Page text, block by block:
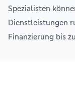
Spezialisten
Dienstleistungen
Finanzierung bis